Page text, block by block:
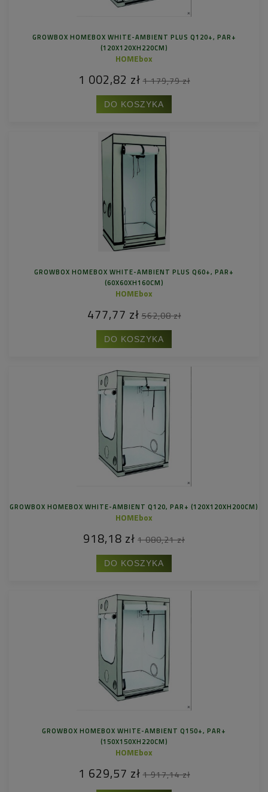
GROWBOX HOMEBOX WHITE-AMBIENT PLUS Q120+, PAR+
(120X120XH220CM)
HOMEbox
1 002,82 zł 1 179,79 zł
DO KOSZYKA
GROWBOX HOMEBOX WHITE-AMBIENT PLUS Q60+, PAR+
(60X60XH160CM)
HOMEbox
477,77 zł 562,08 zł
DO KOSZYKA
GROWBOX HOMEBOX WHITE-AMBIENT Q120, PAR+ (120X120XH200CM)
HOMEbox
918,18 zł 1 080,21 zł
DO KOSZYKA
GROWBOX HOMEBOX WHITE-AMBIENT Q150+, PAR+
(150X150XH220CM)
HOMEbox
1 629,57 zł 1 917,14 zł